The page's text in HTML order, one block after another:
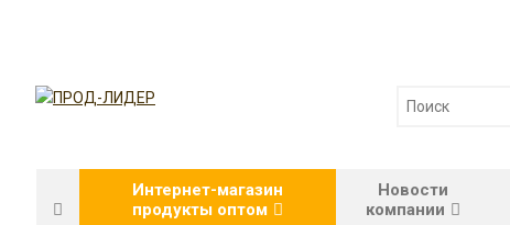
Интернет-магазин
продукты оптом
Новости
компании